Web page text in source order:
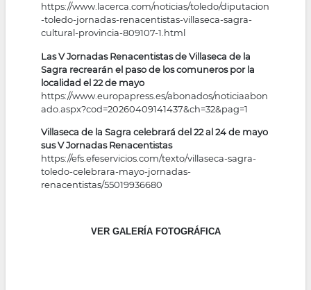
https://www.lacerca.com/noticias/toledo/diputacion
-toledo-jornadas-renacentistas-villaseca-sagra-
cultural-provincia-809107-1.html
Las V Jornadas Renacentistas de Villaseca de la
Sagra recrearán el paso de los comuneros por la
localidad el 22 de mayo
https://www.europapress.es/abonados/noticiaabon
ado.aspx?cod=20260409141437&ch=32&pag=1
Villaseca de la Sagra celebrará del 22 al 24 de mayo
sus V Jornadas Renacentistas
https://efs.efeservicios.com/texto/villaseca-sagra-
toledo-celebrara-mayo-jornadas-
renacentistas/55019936680
VER GALERÍA FOTOGRÁFICA